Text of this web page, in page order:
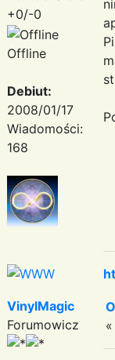
+0/-0
Offline
Debiut:
2008/01/17
Wiadomości:
168
VinylMagic
Forumowicz
«